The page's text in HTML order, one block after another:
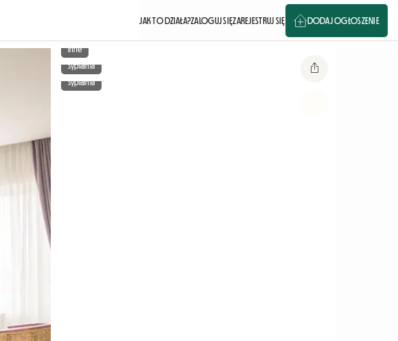
JAK TO DZIAŁA?ZALOGUJ SIĘZAREJESTRUJ SIĘ DODAJ OGŁOSZENIE
Inne
Sypialnia
Sypialnia